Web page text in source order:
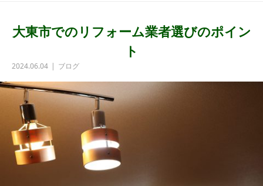
大東市でのリフォーム業者選びのポイン
ト
2024.06.04 ブログ